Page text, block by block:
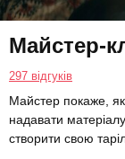
Майстер-
297 відгуків
Майстер покаже,
надавати
створити свою